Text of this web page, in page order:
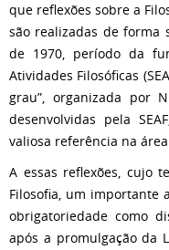
que reflexões sobre a
são realizadas de forma
de 1970, período da
Atividades Filosóficas
grau”, organizada por
desenvolvidas pela
valiosa referência na
A essas reflexões, cujo
Filosofia, um importante
obrigatoriedade como
após a promulgação da